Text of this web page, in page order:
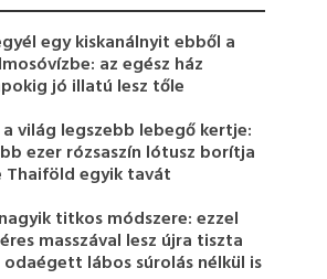
egy kiskanálnyit ebből a
az egész ház
jó illatú lesz tőle
a világ legszebb lebegő kertje:
ezer rózsaszín lótusz borítja
Thaiföld egyik tavát
titkos módszere: ezzel
masszával lesz újra tiszta
odaégett lábos súrolás nélkül is